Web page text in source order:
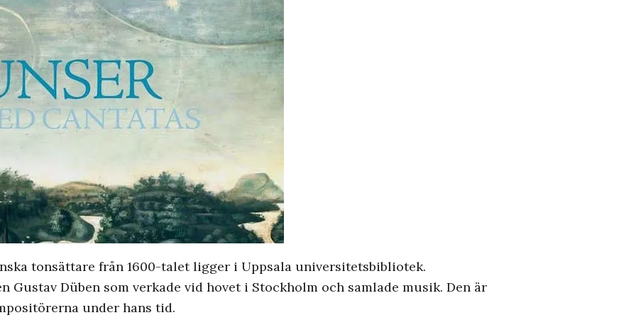
tonsättare från 1600-talet ligger i Uppsala universitetsbibliotek.
Gustav Düben som verkade vid hovet i Stockholm och samlade musik. Den är
under hans tid.